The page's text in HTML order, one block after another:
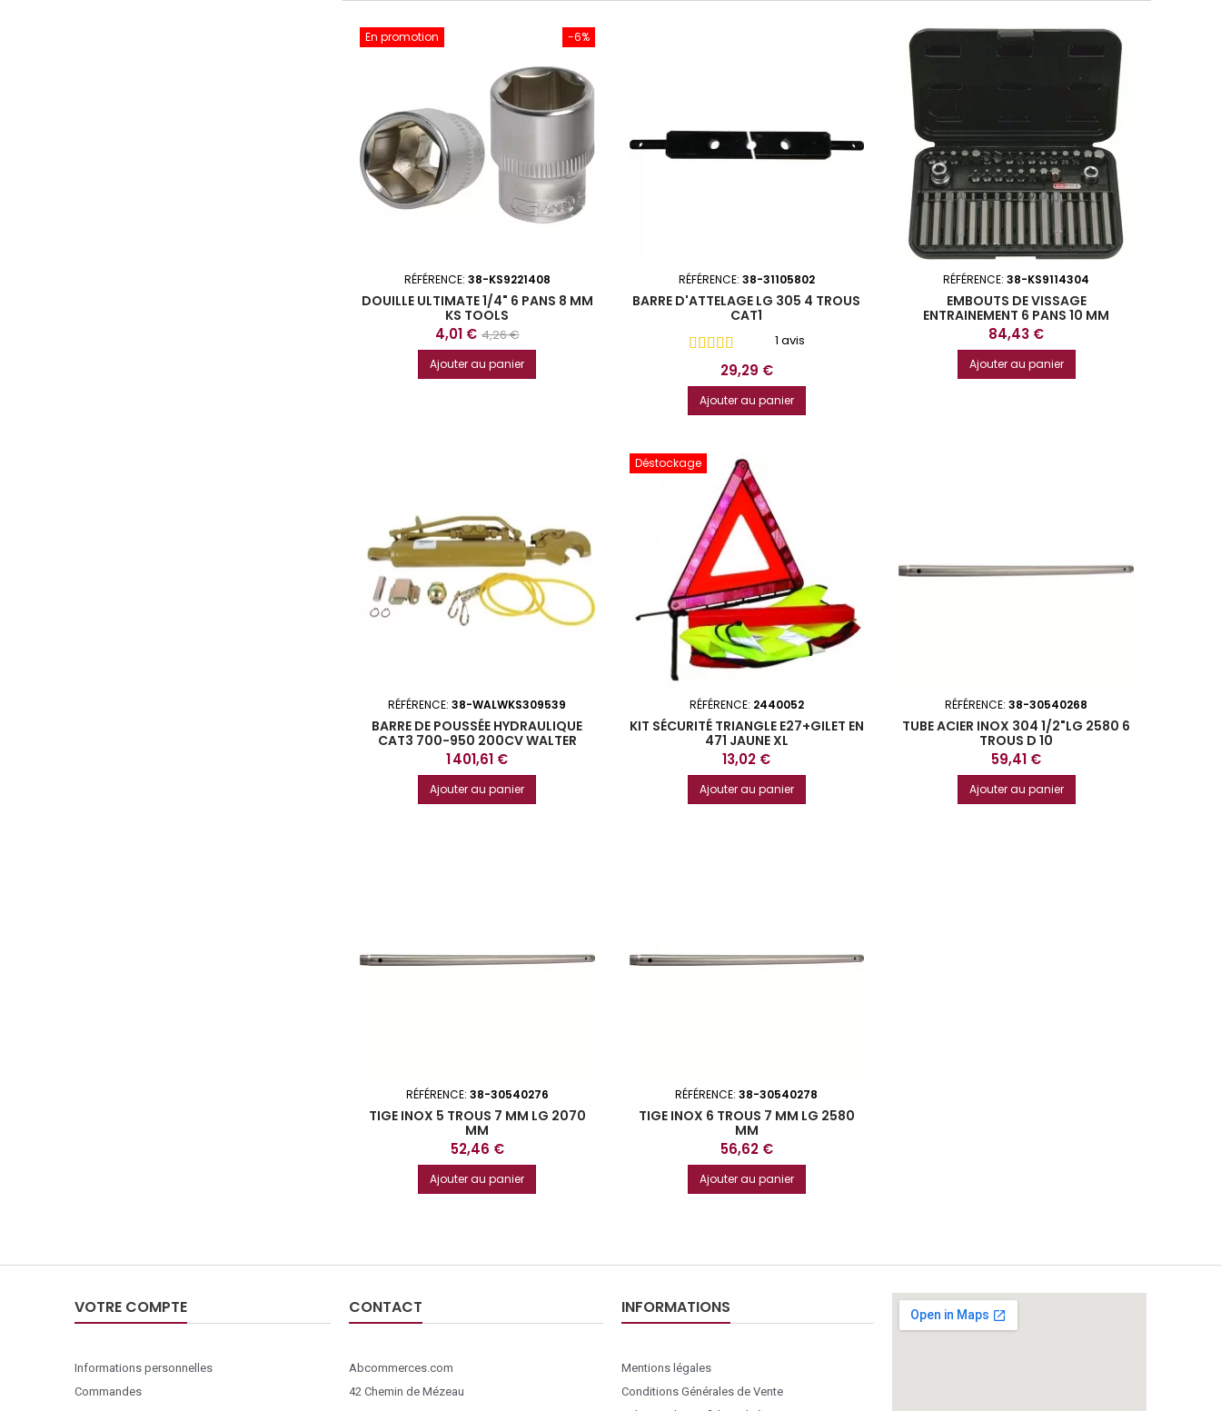
-6%
En promotion
RÉFÉRENCE: 38-KS9221408
DOUILLE ULTIMATE 1/4" 6 PANS 8 MM
KS TOOLS
Prix
4,01 € Prix
de
base
4,26 €
Ajouter au panier
RÉFÉRENCE: 38-31105802
BARRE D'ATTELAGE LG 305 4 TROUS
CAT1
1 avis
Prix
29,29 €
Ajouter au panier
RÉFÉRENCE:38-KS9114304
EMBOUTS DE VISSAGE
ENTRAINEMENT 6 PANS 10 MM
COFFRET DE 42 PIECES KS TOOLS
Prix
84,43 €
Ajouter au panier
RÉFÉRENCE:38-WALWKS309539
BARRE DE POUSSÉE HYDRAULIQUE
CAT3 700-950 200CV WALTER
Prix
1 401,61 €
Ajouter au panier
Déstockage
RÉFÉRENCE: 2440052
KIT SÉCURITÉ TRIANGLE E27+GILET EN
471 JAUNE XL
Prix
13,02 €
Ajouter au panier
RÉFÉRENCE:38-30540268
TUBE ACIER INOX 304 1/2"LG 2580 6
TROUS D 10
Prix
59,41 €
Ajouter au panier
RÉFÉRENCE: 38-30540276
TIGE INOX 5 TROUS 7 MM LG 2070
MM
Prix
52,46 €
Ajouter au panier
RÉFÉRENCE:38-30540278
TIGE INOX 6 TROUS 7 MM LG 2580
MM
Prix
56,62 €
Ajouter au panier
VOTRE COMPTE
Informations personnelles
Commandes
CONTACT
Abcommerces.com
42 Chemin de Mézeau
INFORMATIONS
Mentions légales
Conditions Générales de Vente